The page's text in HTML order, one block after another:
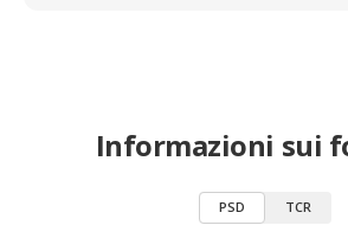
Informazioni sui
PSD TCR